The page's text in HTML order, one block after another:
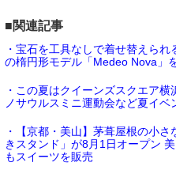
■関連記事
・宝石を工具なしで着せ替えら
の楕円形モデル「Medeo Nova」
・この夏はクイーンズスクエア
ノサウルスミニ運動会など夏イベ
・【京都・美山】茅葺屋根の小
きスタンド」が8月1日オープン
もスイーツを販売